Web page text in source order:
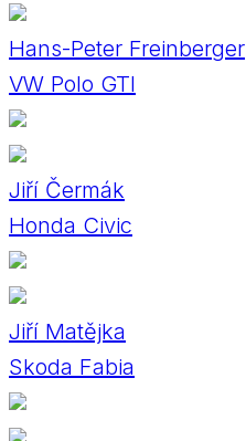
Hans-Peter Freinberger
VW Polo GTI
Jiří Čermák
Honda Civic
Jiří Matějka
Skoda Fabia